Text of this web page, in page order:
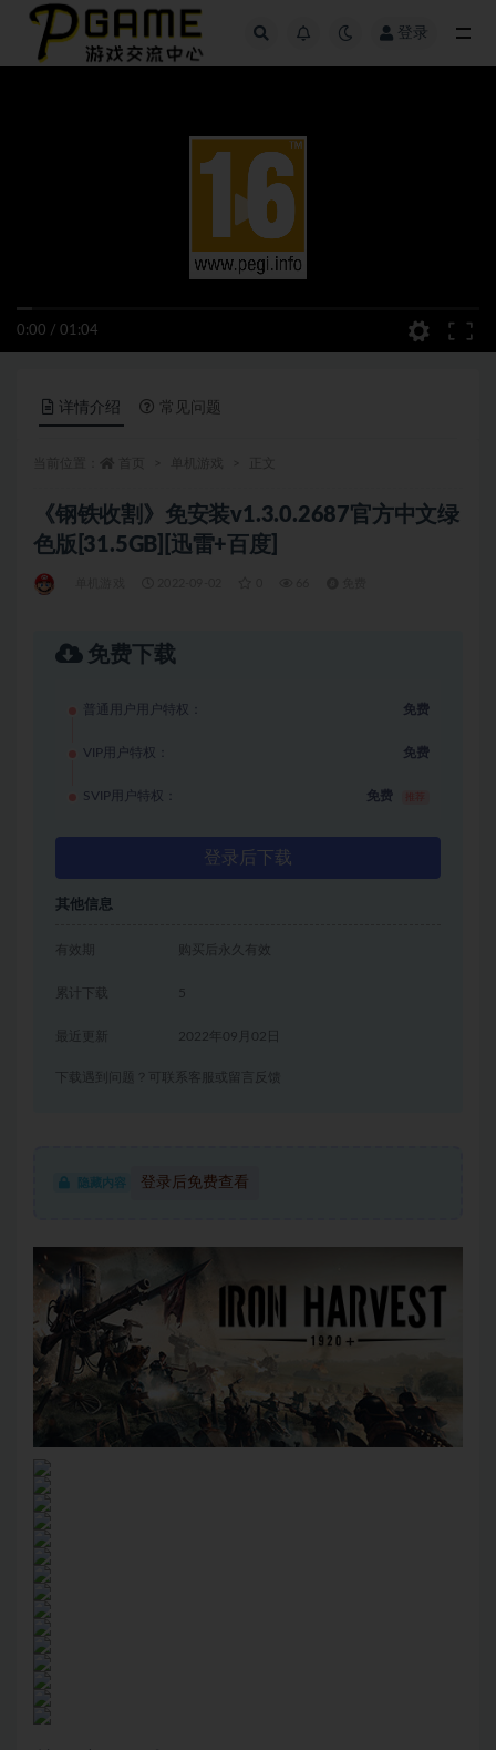
登录
0:00 / 01:04
详情介绍 常见问题
《钢铁收割》免安装v1.3.0.2687官方中文绿
色版[31.5GB][迅雷+百度]
免费下载
普通用户用户特权： 免费
VIP用户特权： 免费
SVIP用户特权： 免费
登录后下载
其他信息
有效期 购买后永久有效
累计下载 5
2022年09月02日
下载遇到问题？可联系客服或留言反馈
隐藏内容 登录后免费查看
全部